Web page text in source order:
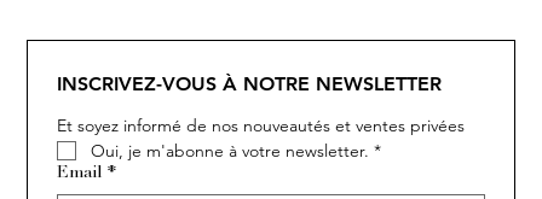
INSCRIVEZ-VOUS À NOTRE NEWSLETTER
Et soyez informé de nos nouveautés et ventes privées
Oui, je m'abonne à votre newsletter. *
Email *